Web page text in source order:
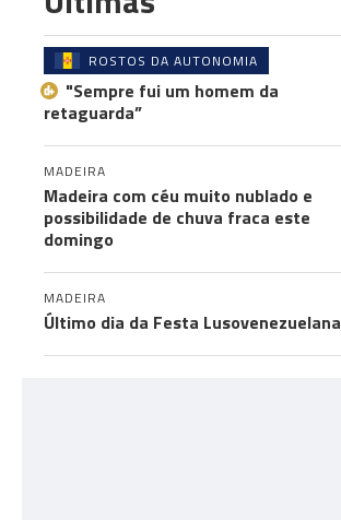
ROSTOS DA AUTONOMIA
"Sempre fui um homem da
retaguarda”
MADEIRA
Madeira com céu muito nublado e
possibilidade de chuva fraca este
domingo
MADEIRA
Último dia da Festa Lusovenezuelana